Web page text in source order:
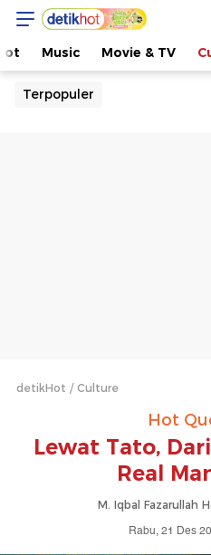
Music Movie & TV
Terpopuler
detikHot Culture
Hot
Lewat Tato,
Real
M. Iqbal Fazarullah
Rabu, 21 Des